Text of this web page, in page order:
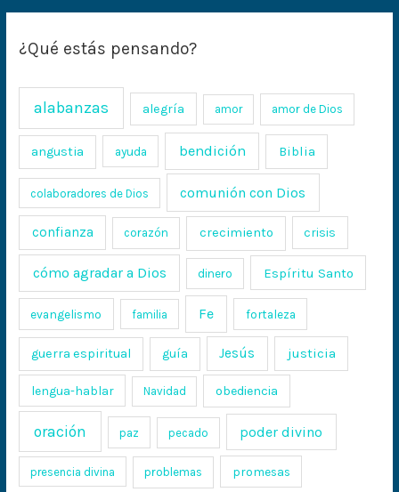
¿Qué estás pensando?
alabanzas alegría amor amor de Dios
angustia ayuda bendición Biblia
colaboradores de Dios comunión con Dios
confianza corazón crecimiento crisis
cómo agradar a Dios dinero Espíritu Santo
evangelismo familia Fe fortaleza
guerra espiritual guía Jesús justicia
lengua-hablar Navidad obediencia
oración paz pecado poder divino
presencia divina problemas promesas